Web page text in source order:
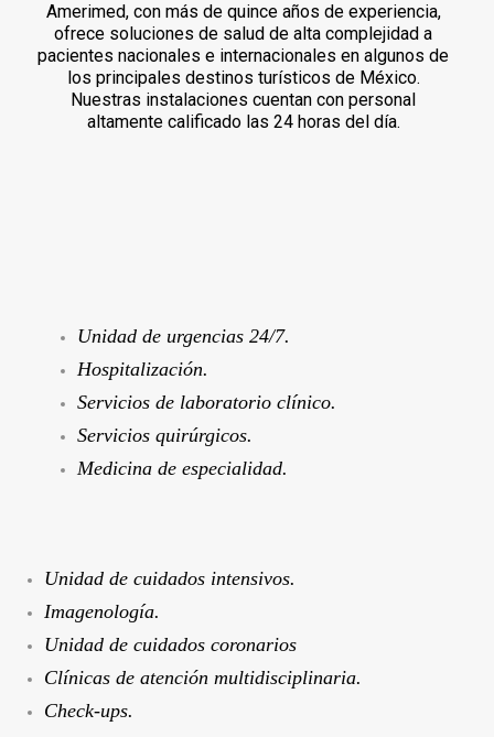
Amerimed, con más de quince años de experiencia,
ofrece soluciones de salud de alta complejidad a
pacientes nacionales e internacionales en algunos de
los principales destinos turísticos de México.
Nuestras instalaciones cuentan con personal
altamente calificado las 24 horas del día.
Unidad de urgencias 24/7.
Hospitalización.
Servicios de laboratorio clínico.
Servicios quirúrgicos.
Medicina de especialidad.
Unidad de cuidados intensivos.
Imagenología.
Unidad de cuidados coronarios
Clínicas de atención multidisciplinaria.
Check-ups.